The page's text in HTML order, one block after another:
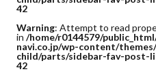
42
Warning: Attempt to read
in /home/r0144579/
navi.co.jp/wp-content/
child/parts/sidebar-fav-post-
42